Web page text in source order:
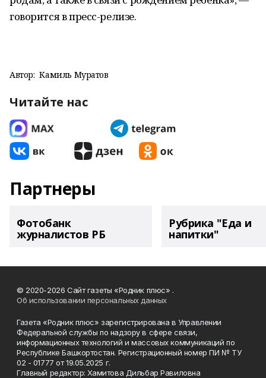
говорится в пресс-релизе.
Автор: Камиль Муратов
Читайте нас
Партнеры
Фотобанк
журналистов РБ
Рубрика "Еда и
напитки"
© 2020-2026 Сайт газеты «Родник плюс» .
Об использовании персональных данных
Газета «Родник плюс» зарегистрирована в Управлении
Федеральной службы по надзору в сфере связи,
информационных технологий и массовых коммуникаций по
Республике Башкортостан. Регистрационный номер ПИ № ТУ
02 - 01777 от 19.05.2025 г.
Главный редактор: Хамитова Дильбар Равиловна